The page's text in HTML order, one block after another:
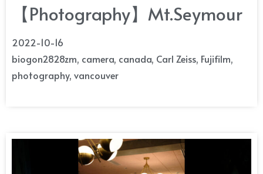
【Photography】Mt.Seymour
2022-10-16
biogon2828zm, camera, canada, Carl Zeiss, Fujifilm,
photography, vancouver